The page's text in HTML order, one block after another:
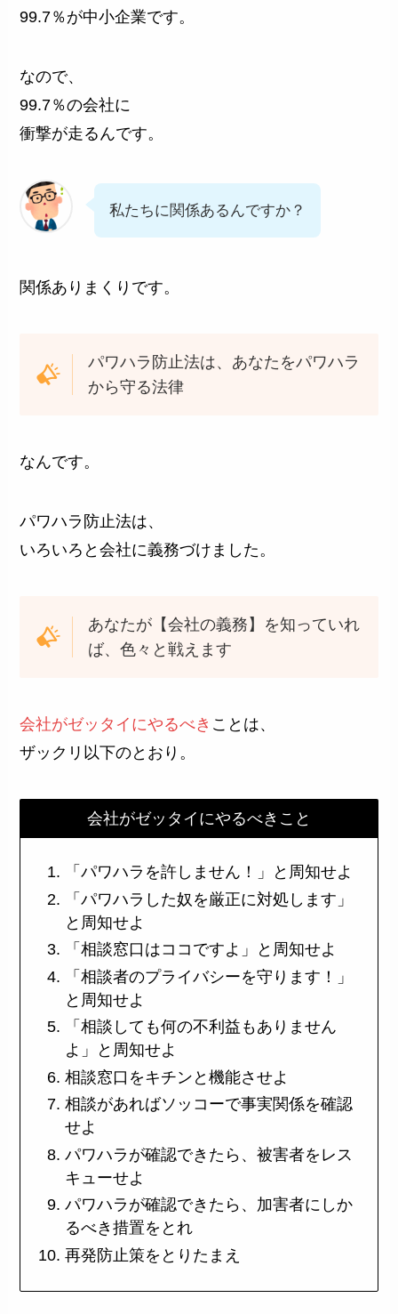
99.7％が中小企業です。
なので、
99.7％の会社に
衝撃が走るんです。
私たちに関係あるんですか？
関係ありまくりです。
パワハラ防止法は、あなたをパワハラ
から守る法律
なんです。
パワハラ防止法は、
いろいろと会社に義務づけました。
あなたが【会社の義務】を知っていれ
ば、色々と戦えます
会社がゼッタイにやるべき ことは、
ザックリ以下のとおり。
会社がゼッタイにやるべきこと
「パワハラを許しません！」と周知せよ
「パワハラした奴を厳正に対処します」
と周知せよ
「相談窓口はココですよ」と周知せよ
「相談者のプライバシーを守ります！」
と周知せよ
「相談しても何の不利益もありません
よ」と周知せよ
相談窓口をキチンと機能させよ
相談があればソッコーで事実関係を確認
せよ
パワハラが確認できたら、被害者をレス
キューせよ
パワハラが確認できたら、加害者にしか
るべき措置をとれ
再発防止策をとりたまえ